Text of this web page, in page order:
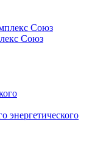
Союз
энергетического